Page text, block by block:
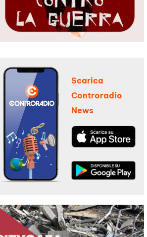
Scarica
Controradio
News